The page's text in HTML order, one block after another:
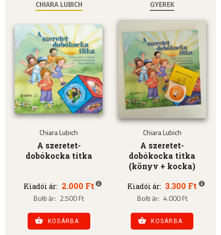
CHIARA LUBICH
Chiara Lubich
A szeretet-
dobókocka titka
Kiadói ár: 2.000 Ft
Bolti ár: 2.500 Ft
KOSÁRBA
GYEREK
Chiara Lubich
A szeretet-
dobókocka titka
(könyv + kocka)
Kiadói ár: 3.300 Ft
Bolti ár: 4.000 Ft
KOSÁRBA